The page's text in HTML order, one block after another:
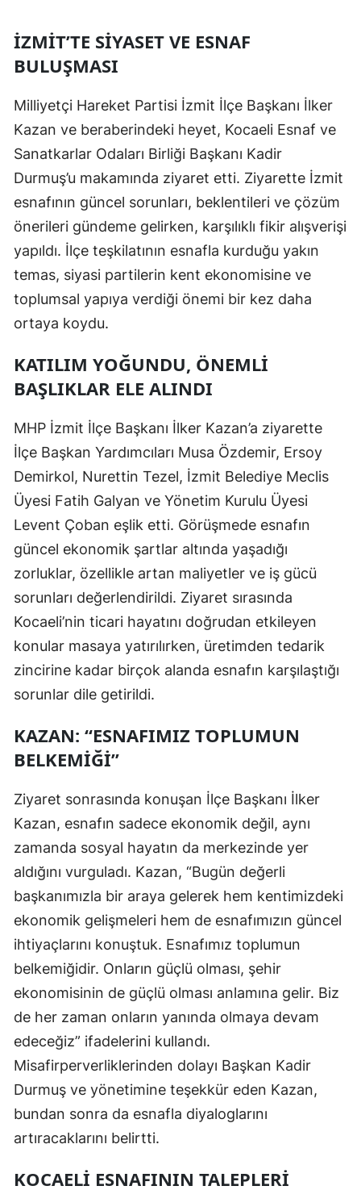
Edirne
Elazığ
Erzincan
Erzurum
Eskişehir
Gaziantep
Gümüşhane
Hatay
Isparta
Mersin
İstanbul
İzmir
Kastamonu
Kayseri
Kütahya
Malatya
Kahramanmaraş
Mardin
Muş
Niğde
Ordu
Sakarya
İZMIT’TE SIYASET VE ESNAF
BULUŞMASI
Milliyetçi Hareket Partisi İzmit İlçe Başkanı İlker
Kazan ve beraberindeki heyet, Kocaeli Esnaf ve
Sanatkarlar Odaları Birliği Başkanı Kadir
Durmuş’u makamında ziyaret etti. Ziyarette İzmit
esnafının güncel sorunları, beklentileri ve çözüm
önerileri gündeme gelirken, karşılıklı fikir alışverişi
yapıldı. İlçe teşkilatının esnafla kurduğu yakın
temas, siyasi partilerin kent ekonomisine ve
toplumsal yapıya verdiği önemi bir kez daha
ortaya koydu.
KATILIM YOĞUNDU, ÖNEMLI
BAŞLIKLAR ELE ALINDI
MHP İzmit İlçe Başkanı İlker Kazan’a ziyarette
İlçe Başkan Yardımcıları Musa Özdemir, Ersoy
Demirkol, Nurettin Tezel, İzmit Belediye Meclis
Üyesi Fatih Galyan ve Yönetim Kurulu Üyesi
Levent Çoban eşlik etti. Görüşmede esnafın
güncel ekonomik şartlar altında yaşadığı
zorluklar, özellikle artan maliyetler ve iş gücü
sorunları değerlendirildi. Ziyaret sırasında
Kocaeli’nin ticari hayatını doğrudan etkileyen
konular masaya yatırılırken, üretimden tedarik
zincirine kadar birçok alanda esnafın karşılaştığı
sorunlar dile getirildi.
KAZAN: “ESNAFIMIZ TOPLUMUN
BELKEMIĞI”
Ziyaret sonrasında konuşan İlçe Başkanı İlker
Kazan, esnafın sadece ekonomik değil, aynı
zamanda sosyal hayatın da merkezinde yer
aldığını vurguladı. Kazan, “Bugün değerli
başkanımızla bir araya gelerek hem kentimizdeki
ekonomik gelişmeleri hem de esnafımızın güncel
ihtiyaçlarını konuştuk. Esnafımız toplumun
belkemiğidir. Onların güçlü olması, şehir
ekonomisinin de güçlü olması anlamına gelir. Biz
de her zaman onların yanında olmaya devam
edeceğiz” ifadelerini kullandı.
Misafirperverliklerinden dolayı Başkan Kadir
Durmuş ve yönetimine teşekkür eden Kazan,
bundan sonra da esnafla diyaloglarını
artıracaklarını belirtti.
KOCAELI ESNAFININ TALEPLERI